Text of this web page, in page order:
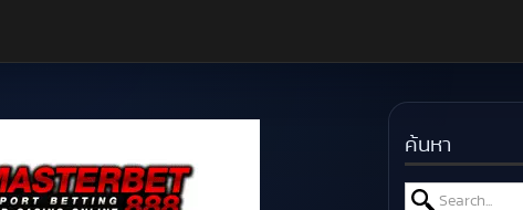
ค้นหา
Search for: